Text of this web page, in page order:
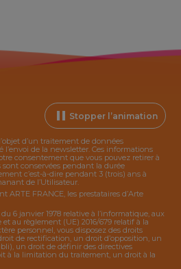
Stopper l’animation
d’un traitement de données
l’envoi de la newsletter. Ces informations
consentement que vous pouvez retirer à
conservées pendant la durée
c’est-à-dire pendant 3 (trois) ans à
de l’Utilisateur.
ARTE FRANCE, les prestataires d’Arte
6 janvier 1978 relative à l’informatique, aux
au règlement (UE) 2016/679 relatif à la
personnel, vous disposez des droits
de rectification, un droit d’opposition, un
un droit de définir des directives
à la limitation du traitement, un droit à la